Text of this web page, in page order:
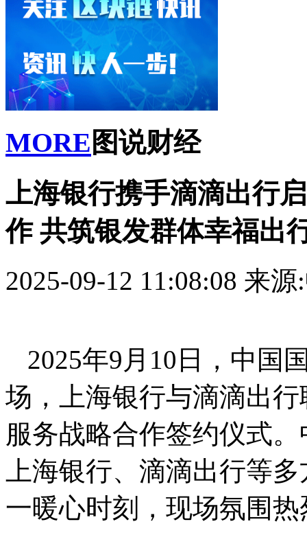
MORE 图说财经
上海银行携手滴滴出行
作 共筑银发群体幸福出
2025-09-12 11:08:08 来源
2025年9月10日，中国
场，上海银行与滴滴出
服务战略合作签约仪式
上海银行、滴滴出行等
一暖心时刻，现场氛围